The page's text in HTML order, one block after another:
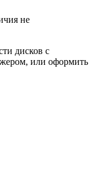
не
дисков с
или оформить